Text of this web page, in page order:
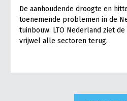
De aanhoudende droogte en
toenemende problemen in de
tuinbouw. LTO Nederland ziet
vrijwel alle sectoren terug.